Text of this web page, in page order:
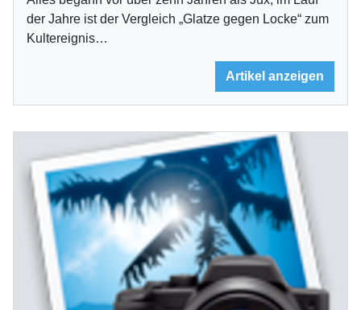
der Jahre ist der Vergleich „Glatze gegen Locke“ zum
Kultereignis…
Artikel anzeigen